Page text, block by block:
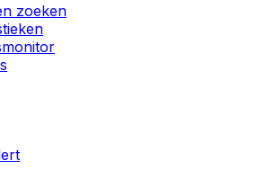
zoeken